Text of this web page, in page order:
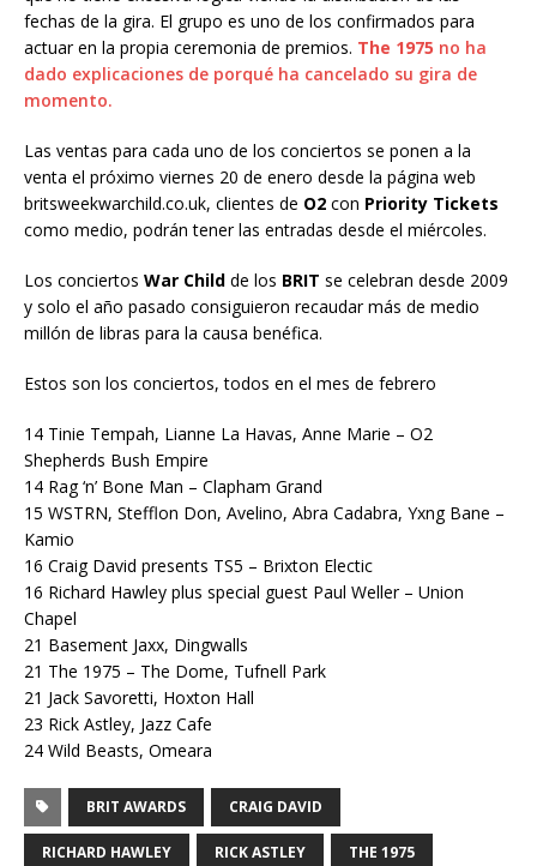
fechas de la gira. El grupo es uno de los confirmados para
actuar en la propia ceremonia de premios. The 1975 no ha
dado explicaciones de porqué ha cancelado su gira de
momento.
Las ventas para cada uno de los conciertos se ponen a la
venta el próximo viernes 20 de enero desde la página web
britsweekwarchild.co.uk, clientes de O2 con Priority Tickets
como medio, podrán tener las entradas desde el miércoles.
Los conciertos War Child de los BRIT se celebran desde 2009
y solo el año pasado consiguieron recaudar más de medio
millón de libras para la causa benéfica.
Estos son los conciertos, todos en el mes de febrero
14 Tinie Tempah, Lianne La Havas, Anne Marie – O2
Shepherds Bush Empire
14 Rag ‘n’ Bone Man – Clapham Grand
15 WSTRN, Stefflon Don, Avelino, Abra Cadabra, Yxng Bane –
Kamio
16 Craig David presents TS5 – Brixton Electic
16 Richard Hawley plus special guest Paul Weller – Union
Chapel
21 Basement Jaxx, Dingwalls
21 The 1975 – The Dome, Tufnell Park
21 Jack Savoretti, Hoxton Hall
23 Rick Astley, Jazz Cafe
24 Wild Beasts, Omeara
BRIT AWARDS CRAIG DAVID
RICHARD HAWLEY RICK ASTLEY THE 1975